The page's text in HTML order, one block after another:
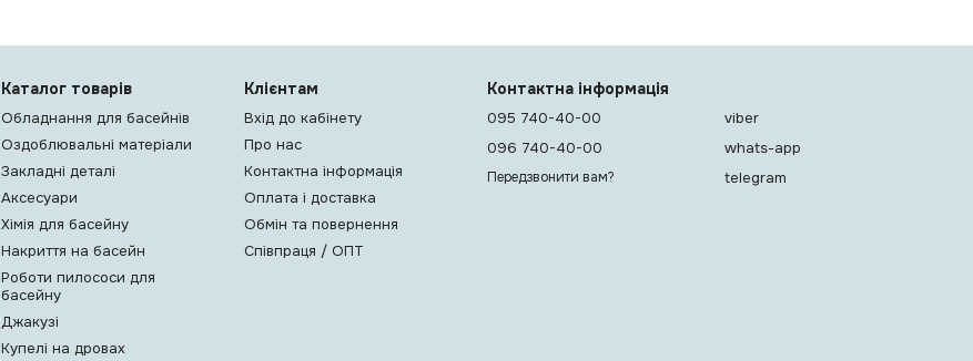
Каталог товарів
Обладнання для басейнів
Оздоблювальні матеріали
Закладні деталі
Аксесуари
Хімія для басейну
Накриття на басейн
Роботи пилососи для
басейну
Джакузі
Купелі на дровах
Клієнтам
Вхід до кабінету
Про нас
Контактна інформація
Оплата і доставка
Обмін та повернення
Співпраця / ОПТ
Контактна інформація
095 740-40-00
096 740-40-00
Передзвонити вам?
viber
whats-app
telegram